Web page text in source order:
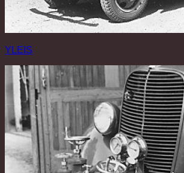
YLEIS